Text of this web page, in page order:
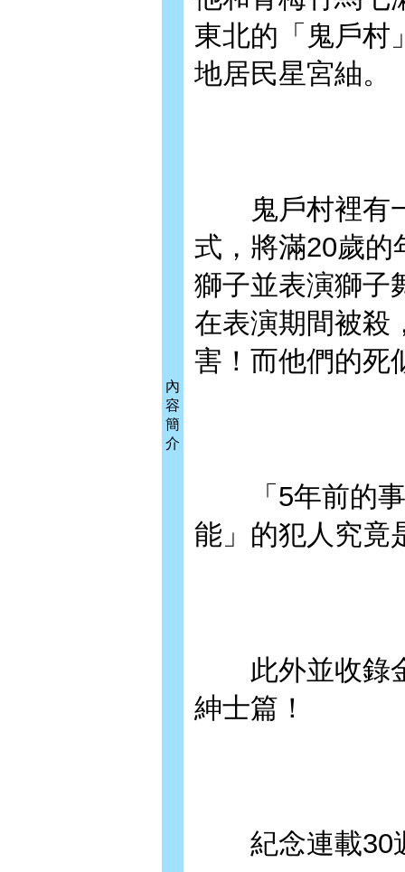
內
容
簡
介
東北的「鬼戶村
地居民星宮紬。
鬼戶村裡有一
式，將滿20歲的
獅子並表演獅子
在表演期間被殺
害！而他們的死
「5年前的事
能」的犯人究竟
此外並收錄金
紳士篇！
紀念連載30週